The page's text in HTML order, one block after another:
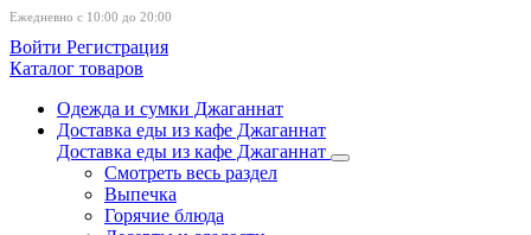
Ежедневно с 10:00 до 20:00
Войти Регистрация
Каталог товаров
Одежда и сумки Джаганнат
Доставка еды из кафе Джаганнат
Доставка еды из кафе Джаганнат
Смотреть весь раздел
Выпечка
Горячие блюда